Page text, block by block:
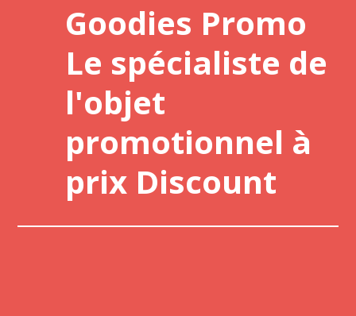
Goodies Promo
Le spécialiste de
l'objet
promotionnel à
prix Discount